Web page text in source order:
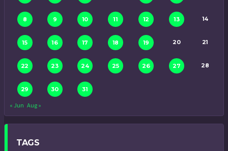
8 9 10 11 12 13 14
15 16 17 18 19 20 21
22 23 24 25 26 27 28
29 30 31
« Jun Aug »
TAGS